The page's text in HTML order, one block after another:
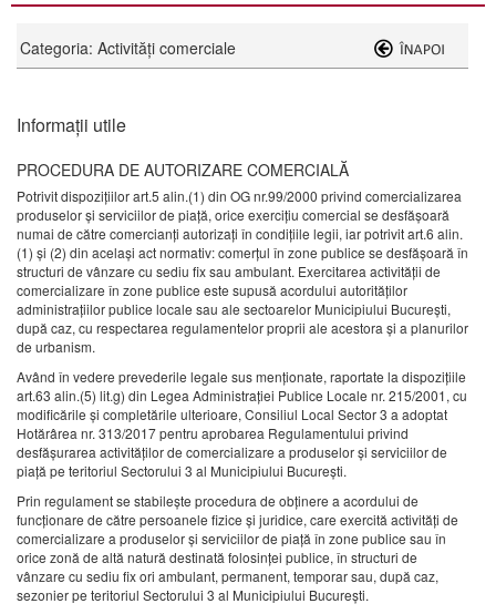
Categoria: Activităţi comerciale
Informații utile
PROCEDURA DE AUTORIZARE COMERCIALĂ
Potrivit dispoziţiilor art.5 alin.(1) din OG nr.99/2000 privind comercializarea
produselor şi serviciilor de piaţă, orice exerciţiu comercial se desfăşoară
numai de către comercianţi autorizaţi în condiţiile legii, iar potrivit art.6 alin.
(1) şi (2) din acelaşi act normativ: comerţul în zone publice se desfăşoară în
structuri de vânzare cu sediu fix sau ambulant. Exercitarea activităţii de
comercializare în zone publice este supusă acordului autorităţilor
administraţiilor publice locale sau ale sectoarelor Municipiului Bucureşti,
după caz, cu respectarea regulamentelor proprii ale acestora şi a planurilor
de urbanism.
Având în vedere prevederile legale sus menţionate, raportate la dispoziţiile
art.63 alin.(5) lit.g) din Legea Administraţiei Publice Locale nr. 215/2001, cu
modificările și completările ulterioare, Consiliul Local Sector 3 a adoptat
Hotărârea nr. 313/2017 pentru aprobarea Regulamentului privind
desfăşurarea activităţilor de comercializare a produselor şi serviciilor de
piaţă pe teritoriul Sectorului 3 al Municipiului Bucureşti.
Prin regulament se stabileşte procedura de obţinere a acordului de
funcţionare de către persoanele fizice şi juridice, care exercită activităţi de
comercializare a produselor şi serviciilor de piaţă în zone publice sau în
orice zonă de altă natură destinată folosinţei publice, în structuri de
vânzare cu sediu fix ori ambulant, permanent, temporar sau, după caz,
sezonier pe teritoriul Sectorului 3 al Municipiului Bucureşti.